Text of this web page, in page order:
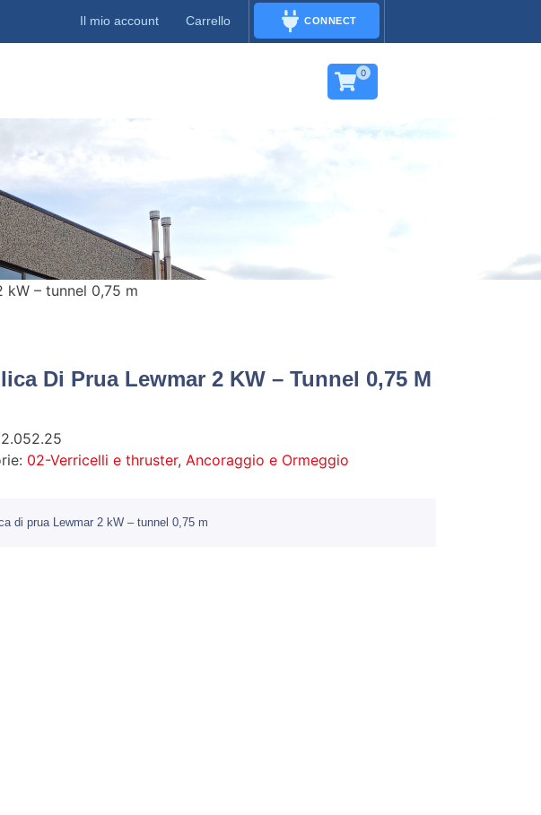
Il mio account Carrello CONNECT
0
– tunnel 0,75 m
Di Prua Lewmar 2 KW – Tunnel 0,75 M
02-Verricelli e thruster, Ancoraggio e Ormeggio
di prua Lewmar 2 kW – tunnel 0,75 m